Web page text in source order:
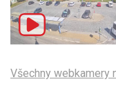
Všechny webkamery